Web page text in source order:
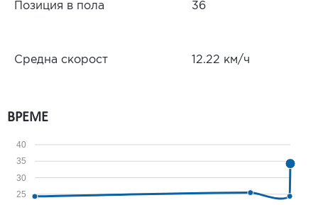
Позиция в пола 36
Средна скорост 12.22 км/ч
ВРЕМЕ
25
30
35
40